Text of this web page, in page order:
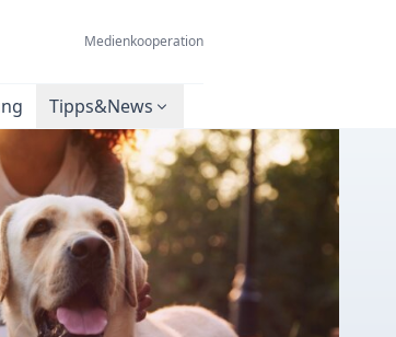
Medienkooperation
Tipps&News